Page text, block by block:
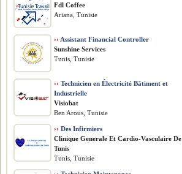
Fdl Coffee
Ariana, Tunisie
›› Assistant Financial Controller
Sunshine Services
Tunis, Tunisie
›› Technicien en Électricité Bâtiment et
Industrielle
Visiobat
Ben Arous, Tunisie
›› Des Infirmiers
Clinique Generale Et Cardio-Vasculaire De
Tunis
Tunis, Tunisie